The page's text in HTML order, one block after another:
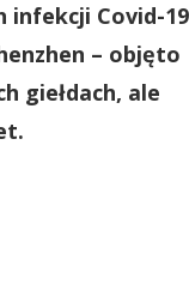
infekcji Covid-
– objęto
giełdach, ale